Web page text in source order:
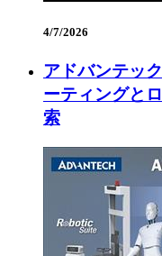
4/7/2026
アドバンテッ
ーティングと
索